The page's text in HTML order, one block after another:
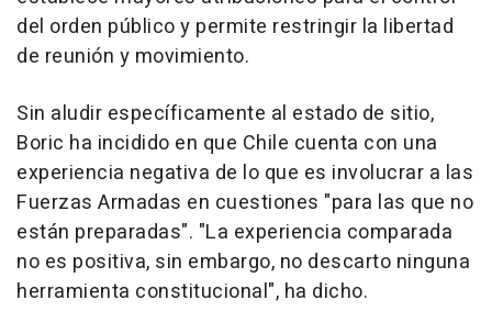
del orden público y permite restringir la libertad
de reunión y movimiento.
Sin aludir específicamente al estado de sitio,
Boric ha incidido en que Chile cuenta con una
experiencia negativa de lo que es involucrar a las
Fuerzas Armadas en cuestiones "para las que no
están preparadas". "La experiencia comparada
no es positiva, sin embargo, no descarto ninguna
herramienta constitucional", ha dicho.